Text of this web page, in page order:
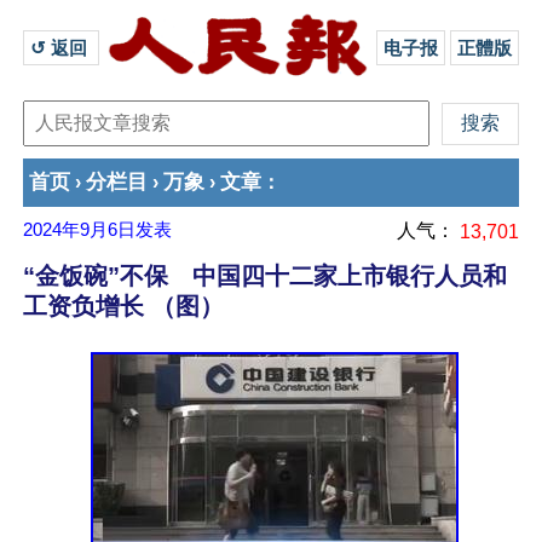
↺ 返回 电子报 正體版
首页 › 分栏目 › 万象 › 文章 ：
2024年9月6日 发表 人气： 13,701
“金饭碗”不保 中国四十二家上市银行人员和
工资负增长 （图）